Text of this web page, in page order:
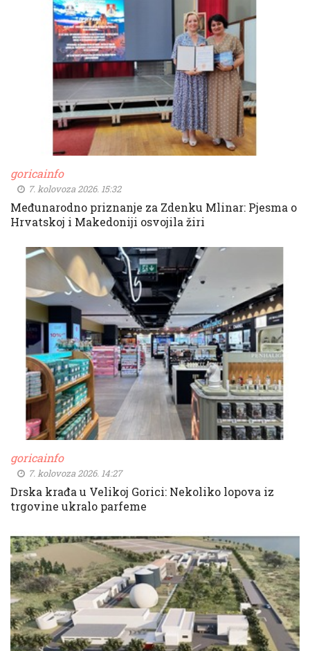
goricainfo
7. kolovoza 2026. 15:32
Međunarodno priznanje za Zdenku Mlinar: Pjesma o
Hrvatskoj i Makedoniji osvojila žiri
goricainfo
7. kolovoza 2026. 14:27
Drska krađa u Velikoj Gorici: Nekoliko lopova iz
trgovine ukralo parfeme